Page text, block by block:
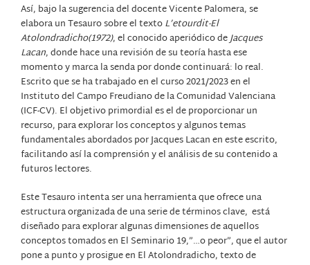
Así, bajo la sugerencia del docente Vicente Palomera, se
elabora un Tesauro sobre el textoL’etourdit-El
Atolondradicho(1972), el conocido aperiódico deJacques
Lacan, donde hace una revisión de su teoría hasta ese
momento y marca la senda por donde continuará: lo real.
Escrito que se ha trabajado en el curso 2021/2023 en el
Instituto del Campo Freudiano de la Comunidad Valenciana
(ICF-CV). El objetivo primordial es el de proporcionar un
recurso, para explorar los conceptos y algunos temas
fundamentales abordados por Jacques Lacan en este escrito,
facilitando así la comprensión y el análisis de su contenido a
futuros lectores.
Este Tesauro intenta ser una herramienta que ofrece una
estructura organizada de una serie de términos clave, está
diseñado para explorar algunas dimensiones de aquellos
conceptos tomados en El Seminario 19,”…o peor”, que el autor
pone a punto y prosigue en El Atolondradicho, texto de